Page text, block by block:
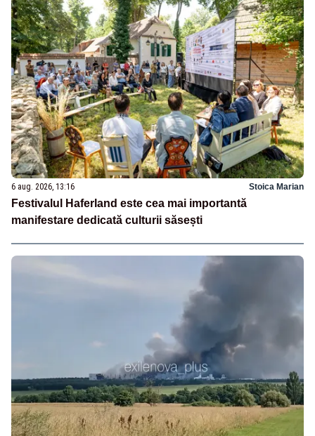
6 aug. 2026, 13:16 Stoica Marian
Festivalul Haferland este cea mai importantă
manifestare dedicată culturii săsești